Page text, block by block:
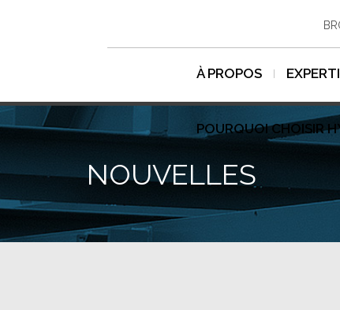
À PROPOS
POURQUOI CHOISIR
NOUVELLES